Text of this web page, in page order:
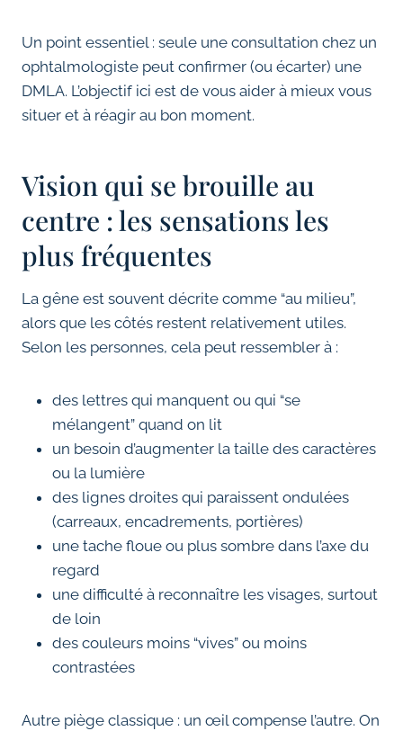
Un point essentiel : seule une consultation chez un
ophtalmologiste peut confirmer (ou écarter) une
DMLA. L’objectif ici est de vous aider à mieux vous
situer et à réagir au bon moment.
Vision qui se brouille au
centre : les sensations les
plus fréquentes
La gêne est souvent décrite comme “au milieu”,
alors que les côtés restent relativement utiles.
Selon les personnes, cela peut ressembler à :
des lettres qui manquent ou qui “se
mélangent” quand on lit
un besoin d’augmenter la taille des caractères
ou la lumière
des lignes droites qui paraissent ondulées
(carreaux, encadrements, portières)
une tache floue ou plus sombre dans l’axe du
regard
une difficulté à reconnaître les visages, surtout
de loin
des couleurs moins “vives” ou moins
contrastées
Autre piège classique : un œil compense l’autre. On